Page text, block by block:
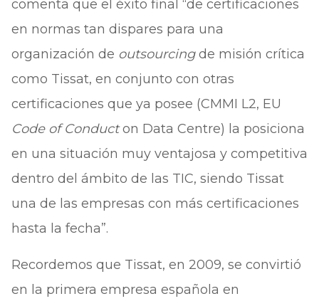
comenta que el éxito final “de certificaciones
en normas tan dispares para una
organización de outsourcingde misión crítica
como Tissat, en conjunto con otras
certificaciones que ya posee (CMMI L2, EU
Code of Conducton Data Centre) la posiciona
en una situación muy ventajosa y competitiva
dentro del ámbito de las TIC, siendo Tissat
una de las empresas con más certificaciones
hasta la fecha”.
Recordemos que Tissat, en 2009, se convirtió
en la primera empresa española en